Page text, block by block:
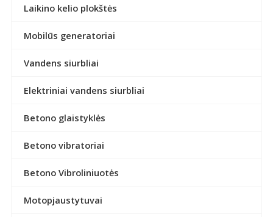
Laikino kelio plokštės
Mobilūs generatoriai
Vandens siurbliai
Elektriniai vandens siurbliai
Betono glaistyklės
Betono vibratoriai
Betono Vibroliniuotės
Motopjaustytuvai